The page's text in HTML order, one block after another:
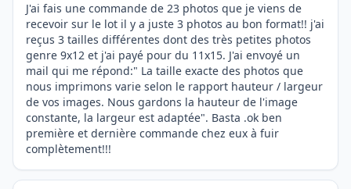
J'ai fais une commande de 23 photos que je viens de
recevoir sur le lot il y a juste 3 photos au bon format!! j'ai
reçus 3 tailles différentes dont des très petites photos
genre 9x12 et j'ai payé pour du 11x15. J'ai envoyé un
mail qui me répond:" La taille exacte des photos que
nous imprimons varie selon le rapport hauteur / largeur
de vos images. Nous gardons la hauteur de l'image
constante, la largeur est adaptée". Basta .ok ben
première et dernière commande chez eux à fuir
complètement!!!